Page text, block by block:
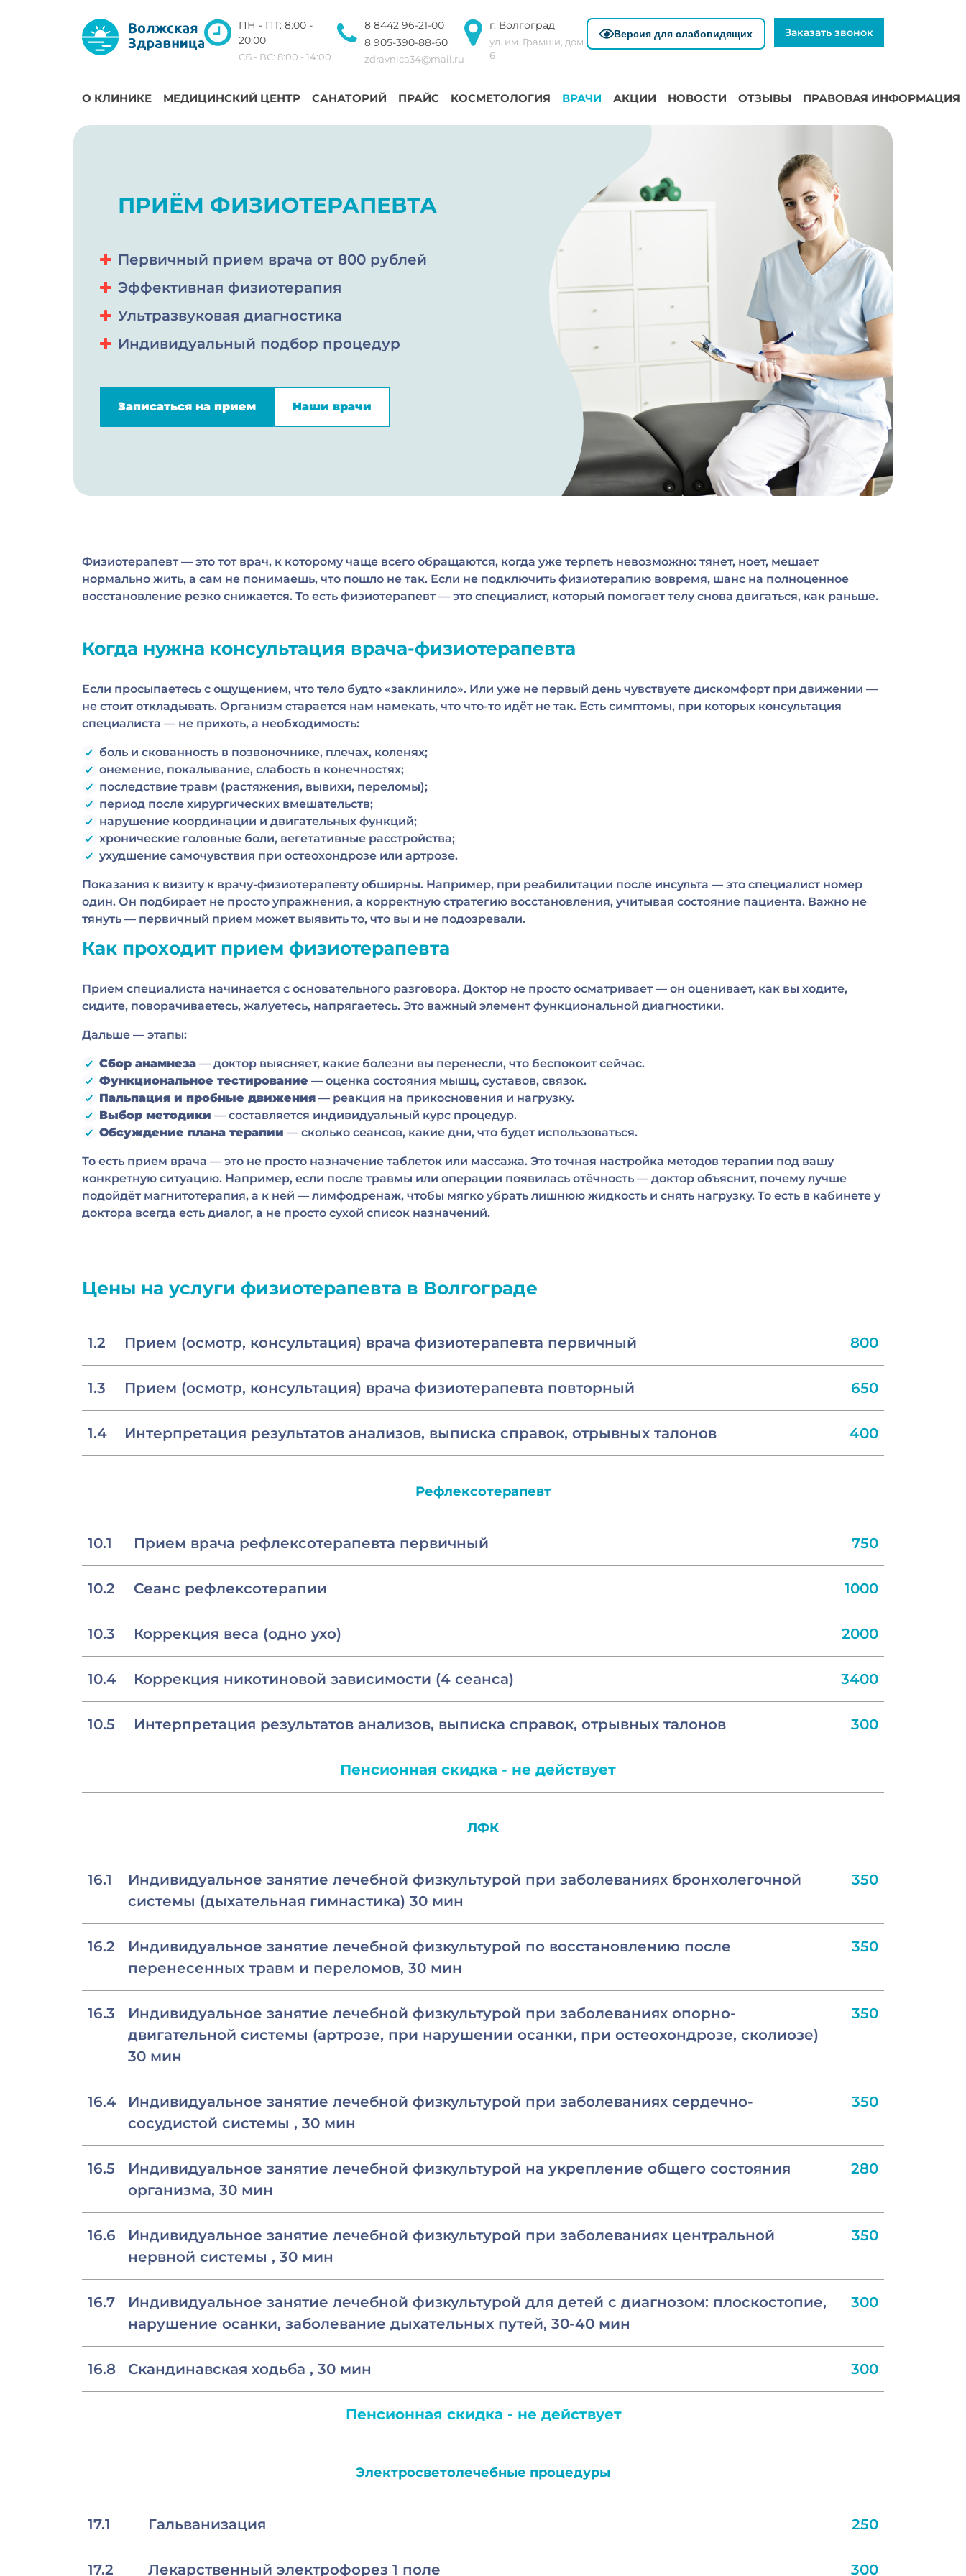
ПН - ПТ: 8:00 -
20:00
СБ - ВС: 8:00 - 14:00
8 8442 96-21-00
8 905-390-88-60
zdravnica34@mail.ru
г. Волгоград
ул. им. Грамши, дом
6
Версия для слабовидящих Заказать звонок
О КЛИНИКЕ МЕДИЦИНСКИЙ ЦЕНТР САНАТОРИЙ ПРАЙС КОСМЕТОЛОГИЯ ВРАЧИ АКЦИИ НОВОСТИ ОТЗЫВЫ ПРАВОВАЯ ИНФОРМАЦИЯ
ПРИЁМ ФИЗИОТЕРАПЕВТА
Первичный прием врача от 800 рублей
Эффективная физиотерапия
Ультразвуковая диагностика
Индивидуальный подбор процедур
Записаться на прием Наши врачи
Физиотерапевт — это тот врач, к которому чаще всего обращаются, когда уже терпеть невозможно: тянет, ноет, мешает
нормально жить, а сам не понимаешь, что пошло не так. Если не подключить физиотерапию вовремя, шанс на полноценное
восстановление резко снижается. То есть физиотерапевт — это специалист, который помогает телу снова двигаться, как раньше.
Когда нужна консультация врача-физиотерапевта
Если просыпаетесь с ощущением, что тело будто «заклинило». Или уже не первый день чувствуете дискомфорт при движении —
не стоит откладывать. Организм старается нам намекать, что что-то идёт не так. Есть симптомы, при которых консультация
специалиста — не прихоть, а необходимость:
боль и скованность в позвоночнике, плечах, коленях;
онемение, покалывание, слабость в конечностях;
последствие травм (растяжения, вывихи, переломы);
период после хирургических вмешательств;
нарушение координации и двигательных функций;
хронические головные боли, вегетативные расстройства;
ухудшение самочувствия при остеохондрозе или артрозе.
Показания к визиту к врачу-физиотерапевту обширны. Например, при реабилитации после инсульта — это специалист номер
один. Он подбирает не просто упражнения, а корректную стратегию восстановления, учитывая состояние пациента. Важно не
тянуть — первичный прием может выявить то, что вы и не подозревали.
Как проходит прием физиотерапевта
Прием специалиста начинается с основательного разговора. Доктор не просто осматривает — он оценивает, как вы ходите,
сидите, поворачиваетесь, жалуетесь, напрягаетесь. Это важный элемент функциональной диагностики.
Дальше — этапы:
Сбор анамнеза — доктор выясняет, какие болезни вы перенесли, что беспокоит сейчас.
Функциональное тестирование — оценка состояния мышц, суставов, связок.
Пальпация и пробные движения — реакция на прикосновения и нагрузку.
Выбор методики — составляется индивидуальный курс процедур.
Обсуждение плана терапии — сколько сеансов, какие дни, что будет использоваться.
То есть прием врача — это не просто назначение таблеток или массажа. Это точная настройка методов терапии под вашу
конкретную ситуацию. Например, если после травмы или операции появилась отёчность — доктор объяснит, почему лучше
подойдёт магнитотерапия, а к ней — лимфодренаж, чтобы мягко убрать лишнюю жидкость и снять нагрузку. То есть в кабинете у
доктора всегда есть диалог, а не просто сухой список назначений.
Цены на услуги физиотерапевта в Волгограде
1.2 Прием (осмотр, консультация) врача физиотерапевта первичный 800
1.3 Прием (осмотр, консультация) врача физиотерапевта повторный 650
1.4 Интерпретация результатов анализов, выписка справок, отрывных талонов 400
Рефлексотерапевт
10.1 Прием врача рефлексотерапевта первичный 750
10.2 Сеанс рефлексотерапии 1000
10.3 Коррекция веса (одно ухо) 2000
10.4 Коррекция никотиновой зависимости (4 сеанса) 3400
10.5 Интерпретация результатов анализов, выписка справок, отрывных талонов 300
Пенсионная скидка - не действует
ЛФК
16.1
Индивидуальное занятие лечебной физкультурой при заболеваниях бронхолегочной
системы (дыхательная гимнастика) 30 мин
350
16.2
Индивидуальное занятие лечебной физкультурой по восстановлению после
перенесенных травм и переломов, 30 мин
350
16.3
Индивидуальное занятие лечебной физкультурой при заболеваниях опорно-
двигательной системы (артрозе, при нарушении осанки, при остеохондрозе, сколиозе)
30 мин
350
16.4
Индивидуальное занятие лечебной физкультурой при заболеваниях сердечно-
сосудистой системы , 30 мин
350
16.5
Индивидуальное занятие лечебной физкультурой на укрепление общего состояния
организма, 30 мин
280
16.6
Индивидуальное занятие лечебной физкультурой при заболеваниях центральной
нервной системы , 30 мин
350
16.7
Индивидуальное занятие лечебной физкультурой для детей с диагнозом: плоскостопие,
нарушение осанки, заболевание дыхательных путей, 30-40 мин
300
16.8 Скандинавская ходьба , 30 мин 300
Пенсионная скидка - не действует
Электросветолечебные процедуры
17.1 Гальванизация 250
17.2 Лекарственный электрофорез 1 поле 300